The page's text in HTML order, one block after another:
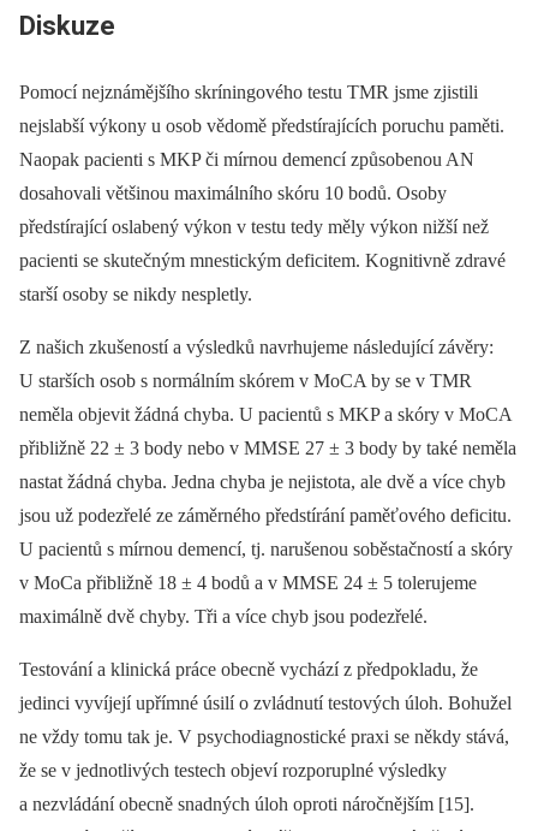
Diskuze
Pomocí nejznámějšího skríningového testu TMR jsme zjistili
nejslabší výkony u osob vědomě předstírajících poruchu paměti.
Naopak pacienti s MKP či mírnou demencí způsobenou AN
dosahovali většinou maximálního skóru 10 bodů. Osoby
předstírající oslabený výkon v testu tedy měly výkon nižší než
pacienti se skutečným mnestickým deficitem. Kognitivně zdravé
starší osoby se nikdy nespletly.
Z našich zkušeností a výsledků navrhujeme následující závěry:
U starších osob s normálním skórem v MoCA by se v TMR
neměla objevit žádná chyba. U pacientů s MKP a skóry v MoCA
přibližně 22 ± 3 body nebo v MMSE 27 ± 3 body by také neměla
nastat žádná chyba. Jedna chyba je nejistota, ale dvě a více chyb
jsou už podezřelé ze záměrného předstírání paměťového deficitu.
U pacientů s mírnou demencí, tj. narušenou soběstačností a skóry
v MoCa přibližně 18 ± 4 bodů a v MMSE 24 ± 5 tolerujeme
maximálně dvě chyby. Tři a více chyb jsou podezřelé.
Testování a klinická práce obecně vychází z předpokladu, že
jedinci vyvíjejí upřímné úsilí o zvládnutí testových úloh. Bohužel
ne vždy tomu tak je. V psychodia­gnostické praxi se někdy stává,
že se v jednotlivých testech objeví rozporuplné výsledky
a nezvládání obecně snadných úloh oproti náročnějším [15].